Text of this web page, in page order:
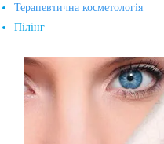
Терапевтична косметологія
Пілінг